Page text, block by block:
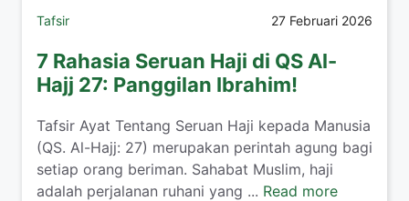
Tafsir 27 Februari 2026
7 Rahasia Seruan Haji di QS Al-
Hajj 27: Panggilan Ibrahim!
Tafsir Ayat Tentang Seruan Haji kepada Manusia
(QS. Al-Hajj: 27) merupakan perintah agung bagi
setiap orang beriman. Sahabat Muslim, haji
adalah perjalanan ruhani yang ... Read more